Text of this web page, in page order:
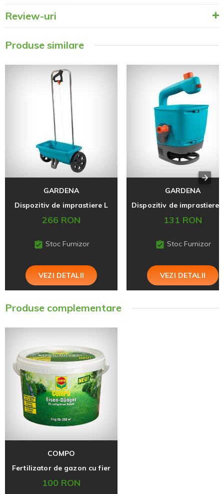
Review-uri
Produse similare
GARDENA
Dispozitiv de imprastiere L
266 RON
Stoc Furnizor
VEZI DETALII
GARDENA
131 RON
Stoc Furnizor
VEZI DETALII
Produse complementare
COMPO
Fertilizator de gazon cu fier
100 RON